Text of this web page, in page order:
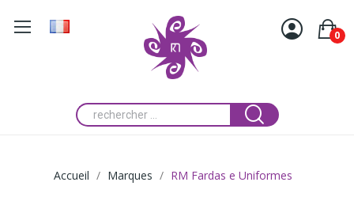
0
Accueil Marques RM Fardas e Uniformes